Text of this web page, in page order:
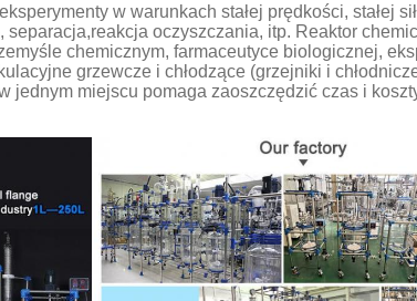
w warunkach stałej prędkości, stałej
separacja,reakcja oczyszczania, itp. Reaktor
chemicznym, farmaceutyce biologicznej,
grzewcze i chłodzące (grzejniki i
jednym miejscu pomaga zaoszczędzić czas i